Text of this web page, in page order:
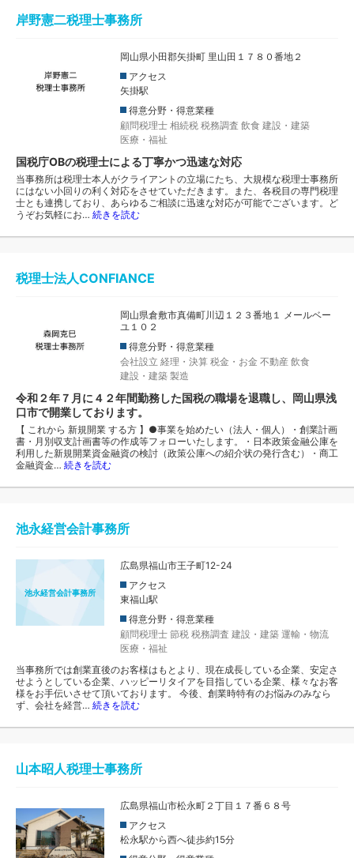
岸野憲二税理士事務所
岡山県小田郡矢掛町 里山田１７８０番地２
アクセス
矢掛駅
得意分野・得意業種
顧問税理士 相続税 税務調査 飲食 建設・建築
医療・福祉
国税庁OBの税理士による丁寧かつ迅速な対応
当事務所は税理士本人がクライアントの立場にたち、大規模な税理士事務所
にはない小回りの利く対応をさせていただきます。また、各税目の専門税理
士とも連携しており、あらゆるご相談に迅速な対応が可能でございます。ど
うぞお気軽にお… 続きを読む
税理士法人CONFIANCE
岡山県倉敷市真備町川辺１２３番地１ メールベー
ユ１０２
得意分野・得意業種
会社設立 経理・決算 税金・お金 不動産 飲食
建設・建築 製造
令和２年７月に４２年間勤務した国税の職場を退職し、岡山県浅
口市で開業しております。
【 これから 新規開業 する方 】●事業を始めたい（法人・個人）・創業計画
書・月別収支計画書等の作成等フォローいたします。・日本政策金融公庫を
利用した新規開業資金融資の検討（政策公庫への紹介状の発行含む）・商工
金融資金… 続きを読む
池永経営会計事務所
池永経営会計事務所
広島県福山市王子町12-24
アクセス
東福山駅
得意分野・得意業種
顧問税理士 節税 税務調査 建設・建築 運輸・物流
医療・福祉
当事務所では創業直後のお客様はもとより、現在成長している企業、安定さ
せようとしている企業、ハッピーリタイアを目指している企業、様々なお客
様をお手伝いさせて頂いております。 今後、創業時特有のお悩みのみなら
ず、会社を経営… 続きを読む
山本昭人税理士事務所
広島県福山市松永町２丁目１７番６８号
アクセス
松永駅から西へ徒歩約15分